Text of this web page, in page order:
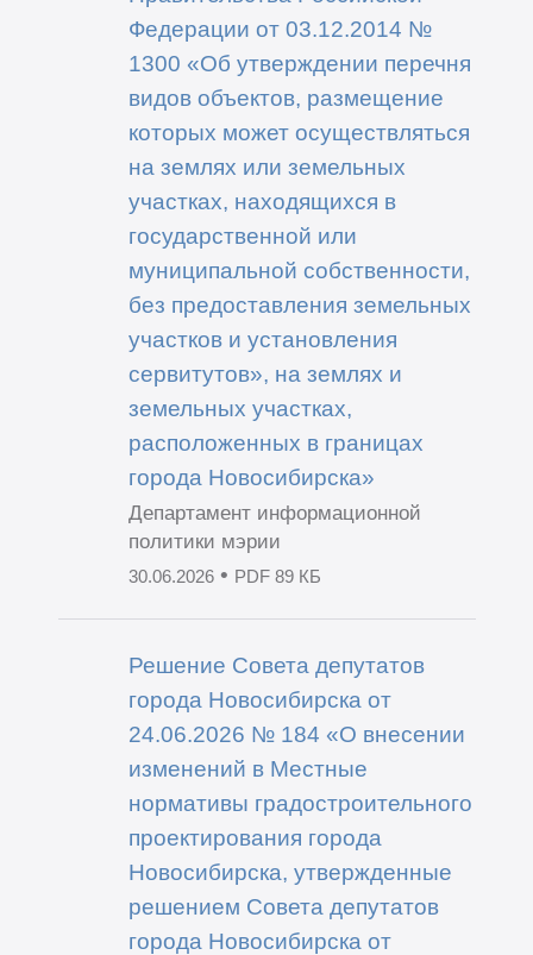
Федерации от 03.12.2014 №
1300 «Об утверждении перечня
видов объектов, размещение
которых может осуществляться
на землях или земельных
участках, находящихся в
государственной или
муниципальной собственности,
без предоставления земельных
участков и установления
сервитутов», на землях и
земельных участках,
расположенных в границах
города Новосибирска»
Департамент информационной
политики мэрии
30.06.2026• PDF 89 КБ
Решение Совета депутатов
города Новосибирска от
24.06.2026 № 184 «О внесении
изменений в Местные
нормативы градостроительного
проектирования города
Новосибирска, утвержденные
решением Совета депутатов
города Новосибирска от